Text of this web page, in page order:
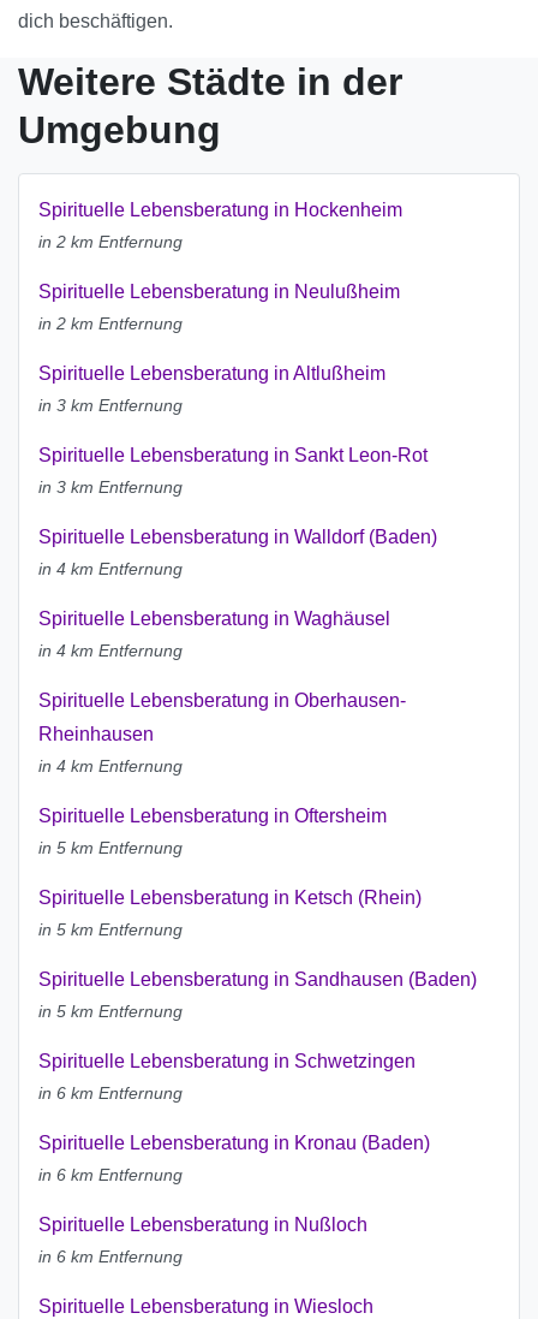
dich beschäftigen.
Weitere Städte in der
Umgebung
Spirituelle Lebensberatung in Hockenheim
in 2 km Entfernung
Spirituelle Lebensberatung in Neulußheim
in 2 km Entfernung
Spirituelle Lebensberatung in Altlußheim
in 3 km Entfernung
Spirituelle Lebensberatung in Sankt Leon-Rot
in 3 km Entfernung
Spirituelle Lebensberatung in Walldorf (Baden)
in 4 km Entfernung
Spirituelle Lebensberatung in Waghäusel
in 4 km Entfernung
Spirituelle Lebensberatung in Oberhausen-
Rheinhausen
in 4 km Entfernung
Spirituelle Lebensberatung in Oftersheim
in 5 km Entfernung
Spirituelle Lebensberatung in Ketsch (Rhein)
in 5 km Entfernung
Spirituelle Lebensberatung in Sandhausen (Baden)
in 5 km Entfernung
Spirituelle Lebensberatung in Schwetzingen
in 6 km Entfernung
Spirituelle Lebensberatung in Kronau (Baden)
in 6 km Entfernung
Spirituelle Lebensberatung in Nußloch
in 6 km Entfernung
Spirituelle Lebensberatung in Wiesloch